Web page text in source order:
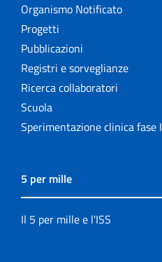
Organismo Notificato
Progetti
Pubblicazioni
Registri e sorveglianze
Ricerca collaboratori
Scuola
Sperimentazione clinica fase I
5 per mille
Il 5 per mille e l'ISS